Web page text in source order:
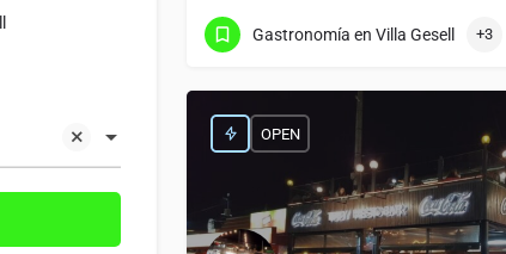
(02255) 46-2858
Gastronomía en Villa Gesell +3
OPEN